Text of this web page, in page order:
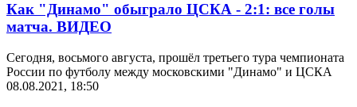
Как "Динамо" обыграло ЦСКА - 2:1: все голы
матча. ВИДЕО
Сегодня, восьмого августа, прошёл третьего тура чемпионата
России по футболу между московскими "Динамо" и ЦСКА
08.08.2021, 18:50